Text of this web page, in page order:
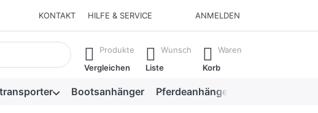
KONTAKT HILFE & SERVICE ANMELDEN
automatisch erste Ergebnisse. Drücken Sie die Eingabetaste, um alle
Produkte
Vergleichen
Wunsch
Liste
Waren
Korb
Bootsanhänger Pferdeanhänger